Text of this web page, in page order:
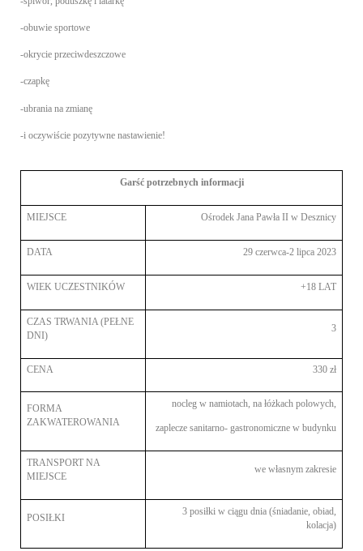
-obuwie sportowe
-okrycie przeciwdeszczowe
-czapkę
-ubrania na zmianę
-i oczywiście pozytywne nastawienie!
Garść potrzebnych informacji
MIEJSCE Ośrodek Jana Pawła II w Desznicy
DATA 29 czerwca-2 lipca 2023
WIEK UCZESTNIKÓW +18 LAT
CZAS TRWANIA (PEŁNE
DNI)
3
CENA 330 zł
FORMA
ZAKWATEROWANIA
nocleg w namiotach, na łóżkach polowych,
zaplecze sanitarno- gastronomiczne w budynku
TRANSPORT NA
MIEJSCE
we własnym zakresie
POSIŁKI
3 posiłki w ciągu dnia (śniadanie, obiad,
kolacja)